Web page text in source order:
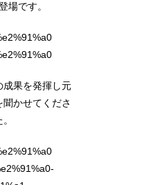
場です。
成果を発揮し元
かせてくださ